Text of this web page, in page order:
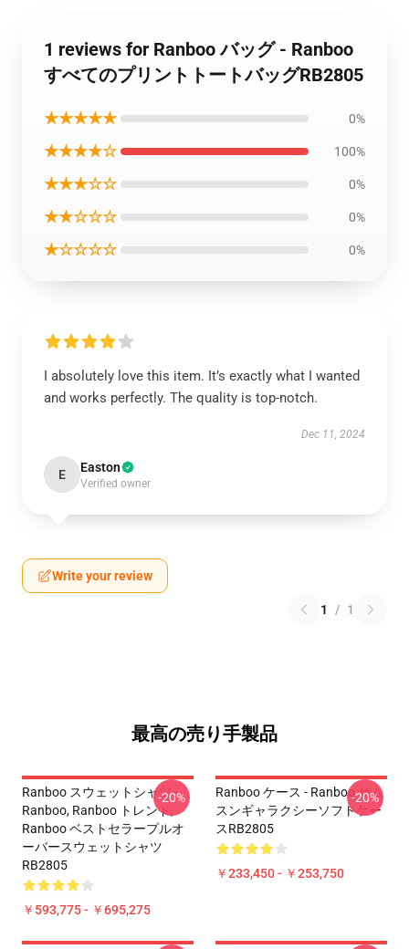
1 reviews for Ranboo バッグ - Ranboo
すべてのプリントトートバッグRB2805
★★★★★ 0%
★★★★☆ 100%
★★★☆☆ 0%
★★☆☆☆ 0%
★☆☆☆☆ 0%
I absolutely love this item. It’s exactly what I wanted
and works perfectly. The quality is top-notch.
Dec 11, 2024
E Easton
Verified owner
Write your review
1 / 1
最高の売り手製品
Ranboo スウェットシャツ -
Ranboo, Ranboo トレンド,
Ranboo ベストセラープルオ
ーバースウェットシャツ
RB2805
￥593,775 - ￥695,275
-20%
Ranboo ケース - Ranboo サム
スンギャラクシーソフトケー
スRB2805
￥233,450 - ￥253,750
-20%